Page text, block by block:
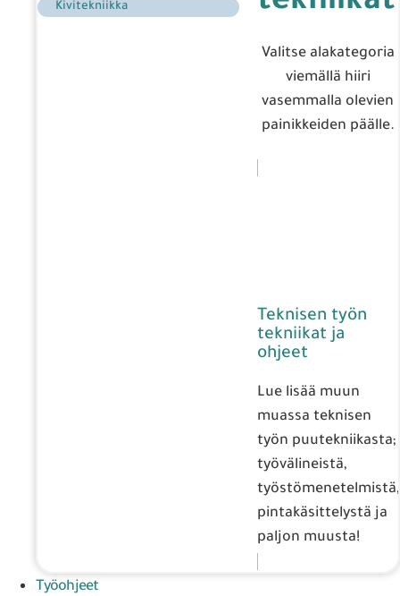
Kivitekniikka
Valitse alakategoria
viemällä hiiri
vasemmalla olevien
painikkeiden päälle.
Teknisen työn
tekniikat ja
ohjeet
Lue lisää muun
muassa teknisen
työn puutekniikasta;
työvälineistä,
työstömenetelmistä,
pintakäsittelystä ja
paljon muusta!
Työohjeet